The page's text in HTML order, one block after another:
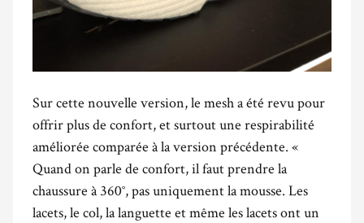
Sur cette nouvelle version, le mesh a été revu pour
offrir plus de confort, et surtout une respirabilité
améliorée comparée à la version précédente. «
Quand on parle de confort, il faut prendre la
chaussure à 360°, pas uniquement la mousse. Les
lacets, le col, la languette et même les lacets ont un